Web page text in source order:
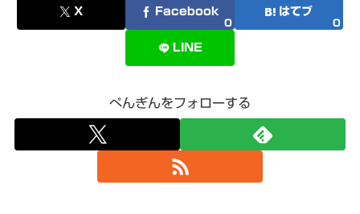
X Facebook
0
はてブ
0
LINE
ぺんぎんをフォローする